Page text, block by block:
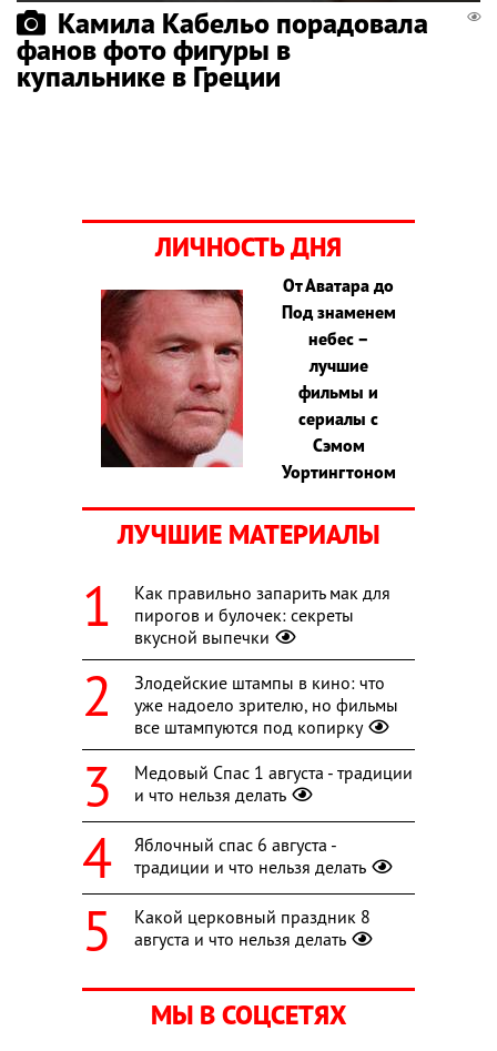
Камила Кабельо порадовала
фанов фото фигуры в
купальнике в Греции
ЛИЧНОСТЬ ДНЯ
От Аватара до
Под знаменем
небес –
лучшие
фильмы и
сериалы с
Сэмом
Уортингтоном
ЛУЧШИЕ МАТЕРИАЛЫ
Как правильно запарить мак для
пирогов и булочек: секреты
вкусной выпечки
Злодейские штампы в кино: что
уже надоело зрителю, но фильмы
все штампуются под копирку
Медовый Спас 1 августа - традиции
и что нельзя делать
Яблочный спас 6 августа -
традиции и что нельзя делать
Какой церковный праздник 8
августа и что нельзя делать
МЫ В СОЦСЕТЯХ